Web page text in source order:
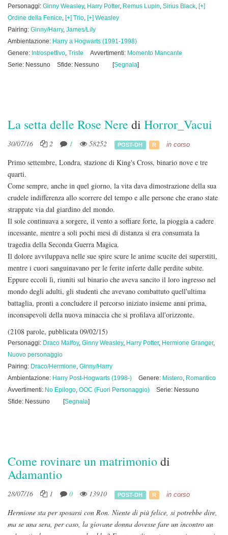
Personaggi: Ginny Weasley, Harry Potter, Remus Lupin, Sirius Black, [+]
Ordine della Fenice, [+] Trio, [+] Weasley
Pairing: Ginny/Harry, James/Lily
Ambientazione: Harry a Hogwarts (1991-1998)
Genere: Introspettivo, Triste Avvertimenti: Momento Mancante
Serie: Nessuno
Sfide: Nessuno [Segnala]
La setta delle Rose Nere di Horror_Vacui
30/07/16 2 1 58252 POST-DH R in corso
Primo settembre, Londra, stazione di King's Cross, binario nove e tre
quarti.
Come sempre, anche in quel giorno, la vita dava dimostrazione della sua
crudele indifferenza allo scorrere del tempo e alle persone che erano state
strappate via dal giardino del mondo.
Il sole continuava a sorgere, il vento a soffiare forte, la pioggia a cadere
incessante, mentre a soli pochi mesi di distanza si era consumata la
tragedia della Seconda Guerra Magica.
Il dolore avviluppava nelle sue spire scure le anime scucite dei superstiti,
mentre i cuori sanguinavano per le ferite inferte dalle perdite subite.
Eppure eccoli lì, riuniti sul binario che aveva sancito il loro ingresso nel
mondo degli adulti, gli studenti che avevano combattuto quell'ultima
battaglia, pronti a concludere il percorso iniziato insieme anni prima,
inconsapevoli della nuova minaccia che si profilava all'orizzonte.
(2108 parole, pubblicata 09/02/15)
Personaggi: Draco Malfoy, Ginny Weasley, Harry Potter, Hermione Granger,
Nuovo personaggio
Pairing: Draco/Hermione, Ginny/Harry
Ambientazione: Harry Post-Hogwarts (1998-) Genere: Mistero, Romantico
Avvertimenti: No Epilogo, OOC (Fuori Personaggio)
Serie: Nessuno
Sfide: Nessuno
[Segnala]
Come rovinare un matrimoniodi
Adamantio
28/07/16 1 0 13910 POST-DH R in corso
Hermione sta per sposarsi con Ron. Niente di più felice, si potrebbe dire,
ma se una sera, per caso, la giovane donna dovesse fare un incontro un